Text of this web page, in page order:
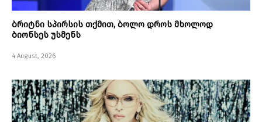
ბრიტნი სპირსის თქმით, ბოლო დროს მხოლოდ
ბიონსეს უსმენს
4 August, 2026